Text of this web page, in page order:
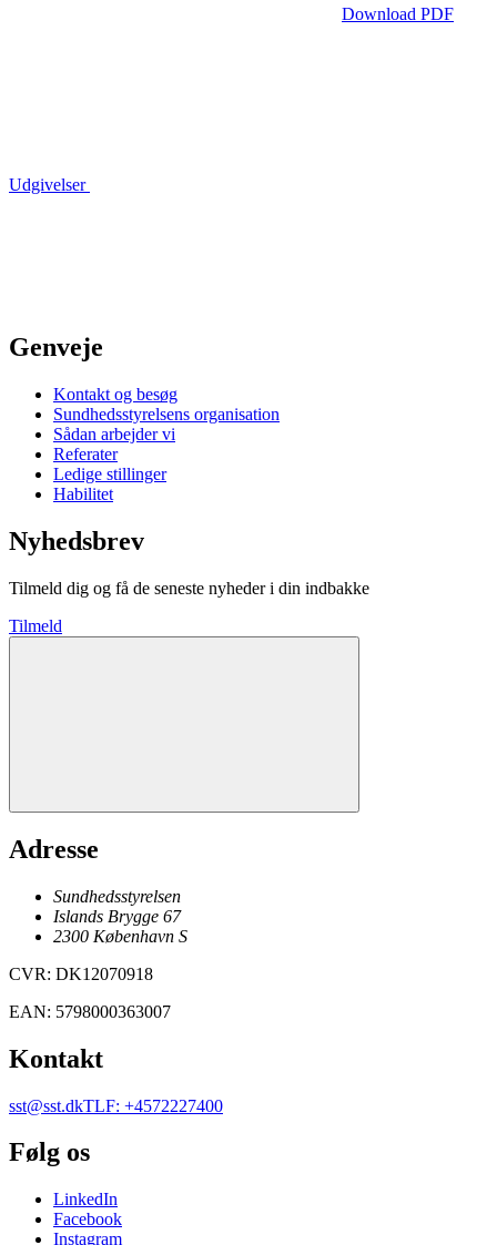
Download PDF
Udgivelser
Genveje
Kontakt og besøg
Sundhedsstyrelsens organisation
Sådan arbejder vi
Referater
Ledige stillinger
Habilitet
Nyhedsbrev
Tilmeld dig og få de seneste nyheder i din indbakke
Tilmeld
Adresse
Sundhedsstyrelsen
Islands Brygge 67
2300 København S
CVR: DK12070918
EAN: 5798000363007
Kontakt
sst@sst.dkTLF: +4572227400
Følg os
LinkedIn
Facebook
Instagram